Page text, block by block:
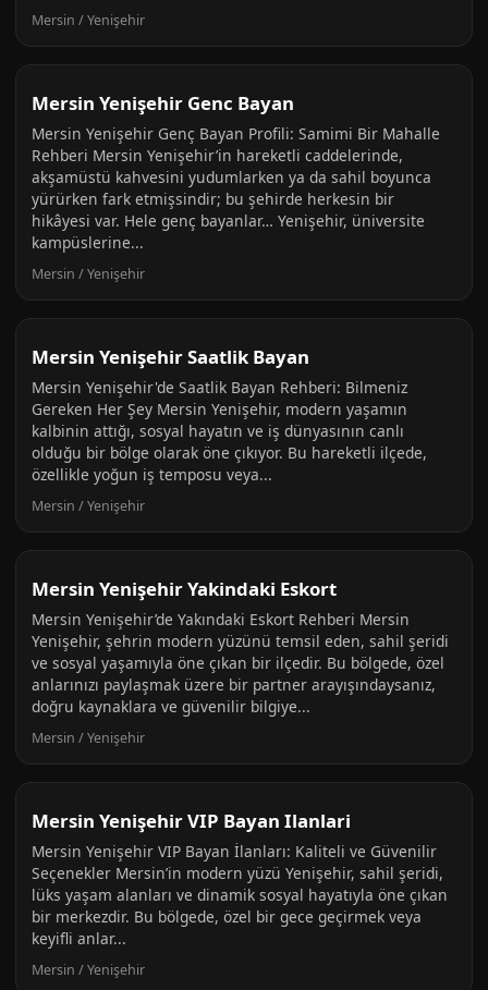
Mersin / Yenişehir
Mersin Yenişehir Genc Bayan
Mersin Yenişehir Genç Bayan Profili: Samimi Bir Mahalle
Rehberi Mersin Yenişehir’in hareketli caddelerinde,
akşamüstü kahvesini yudumlarken ya da sahil boyunca
yürürken fark etmişsindir; bu şehirde herkesin bir
hikâyesi var. Hele genç bayanlar… Yenişehir, üniversite
kampüslerine...
Mersin / Yenişehir
Mersin Yenişehir Saatlik Bayan
Mersin Yenişehir'de Saatlik Bayan Rehberi: Bilmeniz
Gereken Her Şey Mersin Yenişehir, modern yaşamın
kalbinin attığı, sosyal hayatın ve iş dünyasının canlı
olduğu bir bölge olarak öne çıkıyor. Bu hareketli ilçede,
özellikle yoğun iş temposu veya...
Mersin / Yenişehir
Mersin Yenişehir Yakindaki Eskort
Mersin Yenişehir’de Yakındaki Eskort Rehberi Mersin
Yenişehir, şehrin modern yüzünü temsil eden, sahil şeridi
ve sosyal yaşamıyla öne çıkan bir ilçedir. Bu bölgede, özel
anlarınızı paylaşmak üzere bir partner arayışındaysanız,
doğru kaynaklara ve güvenilir bilgiye...
Mersin / Yenişehir
Mersin Yenişehir VIP Bayan Ilanlari
Mersin Yenişehir VIP Bayan İlanları: Kaliteli ve Güvenilir
Seçenekler Mersin’in modern yüzü Yenişehir, sahil şeridi,
lüks yaşam alanları ve dinamik sosyal hayatıyla öne çıkan
bir merkezdir. Bu bölgede, özel bir gece geçirmek veya
keyifli anlar...
Mersin / Yenişehir